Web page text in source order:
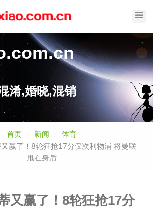
淆,婚晓,混销
首页 新闻
体育
赢了！8轮狂抢17分仅次利物浦 将曼联
甩在身后
又赢了！8轮狂抢17分